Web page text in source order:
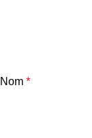
Nom *